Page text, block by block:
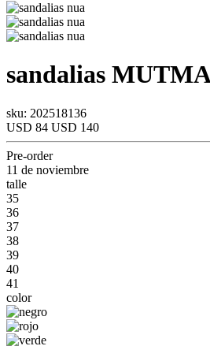
sandalias MUTMA
sku: 202518136
USD 84 USD 140
Pre-order
11 de noviembre
talle
35
36
37
38
39
40
41
color